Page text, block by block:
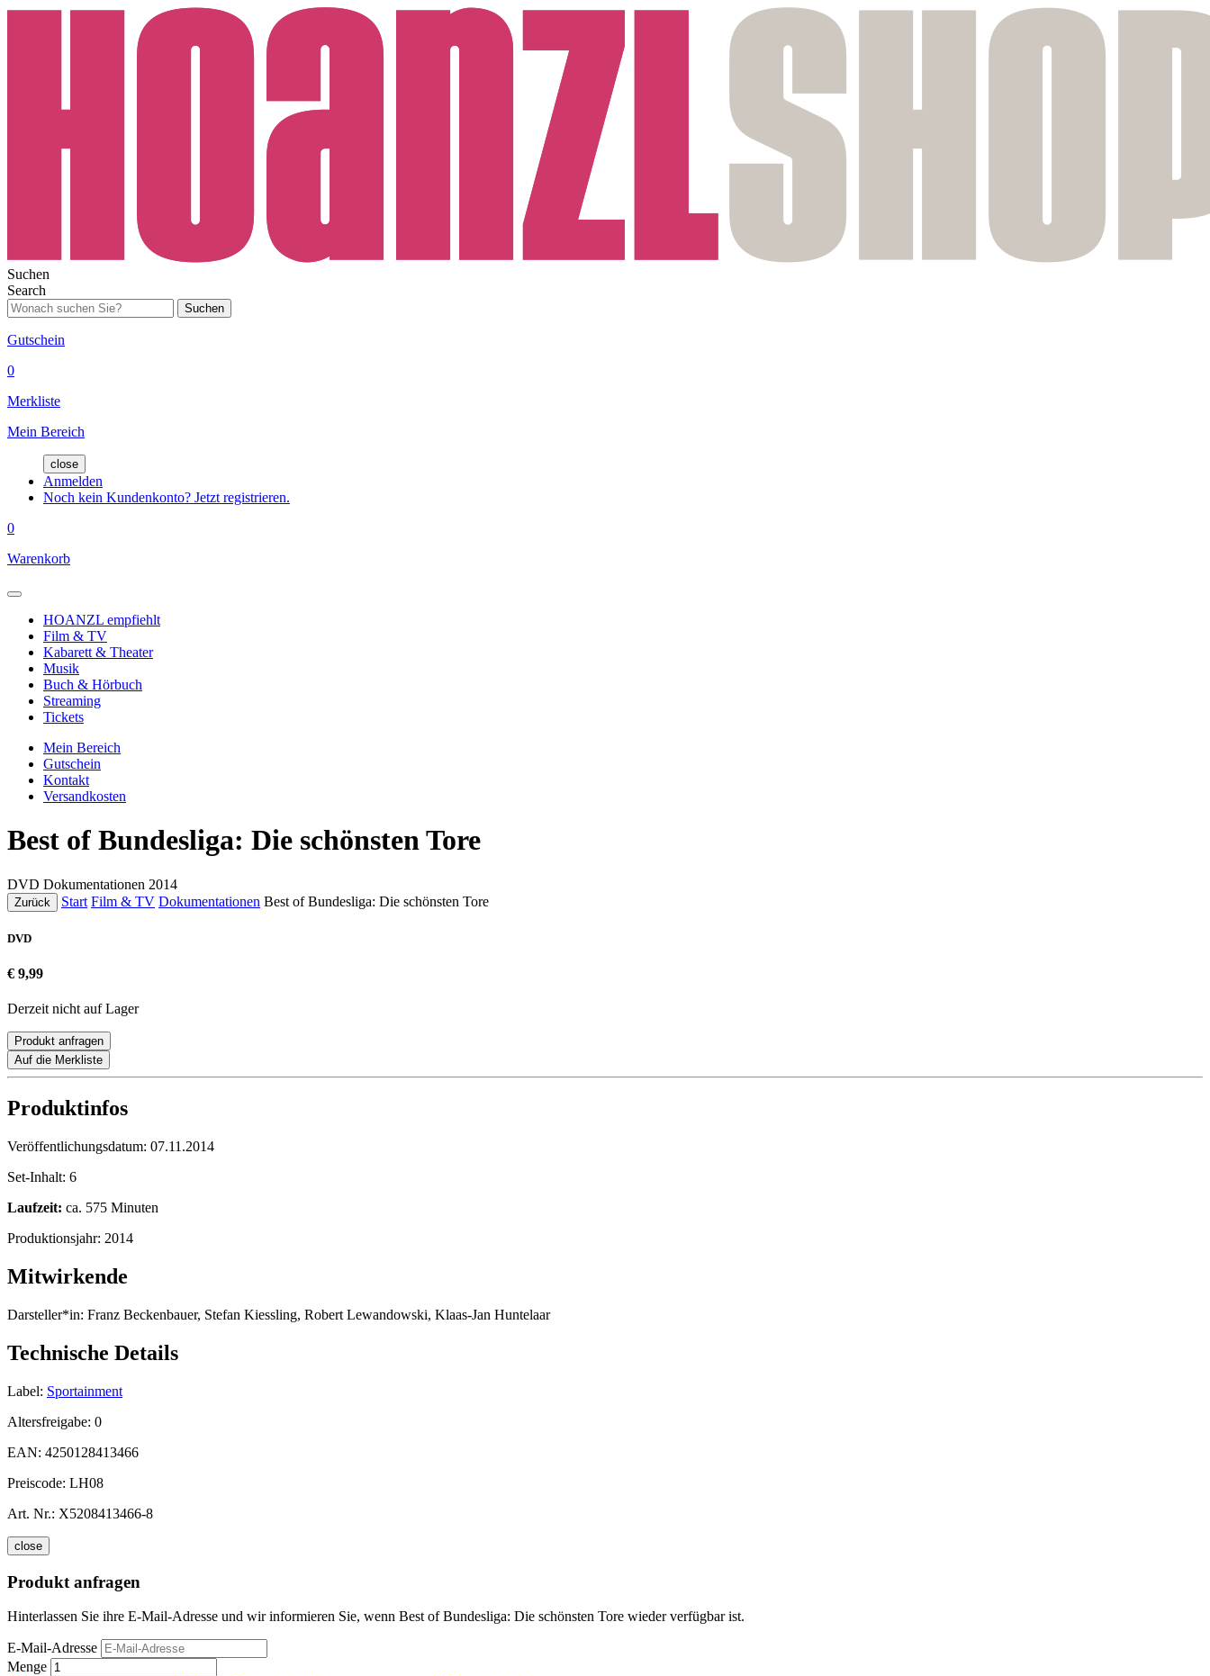
Suchen
Search
Suchen
Gutschein
0
Merkliste
Mein Bereich
close
Anmelden
Noch kein Kundenkonto? Jetzt registrieren.
0
Warenkorb
HOANZL empfiehlt
Film & TV
Kabarett & Theater
Musik
Buch & Hörbuch
Streaming
Tickets
Mein Bereich
Gutschein
Kontakt
Versandkosten
Best of Bundesliga: Die schönsten Tore
DVD Dokumentationen 2014
Zurück Start Film & TV Dokumentationen Best of Bundesliga: Die schönsten Tore
DVD
€ 9,99
Derzeit nicht auf Lager
Produkt anfragen
Auf die Merkliste
Produktinfos
Veröffentlichungsdatum: 07.11.2014
Set-Inhalt: 6
Laufzeit: ca. 575 Minuten
Produktionsjahr: 2014
Mitwirkende
Darsteller*in: Franz Beckenbauer, Stefan Kiessling, Robert Lewandowski, Klaas-Jan Huntelaar
Technische Details
Label: Sportainment
Altersfreigabe: 0
EAN: 4250128413466
Preiscode: LH08
Art. Nr.: X5208413466-8
close
Produkt anfragen
Hinterlassen Sie ihre E-Mail-Adresse und wir informieren Sie, wenn Best of Bundesliga: Die schönsten Tore wieder verfügbar ist.
E-Mail-Adresse
Menge